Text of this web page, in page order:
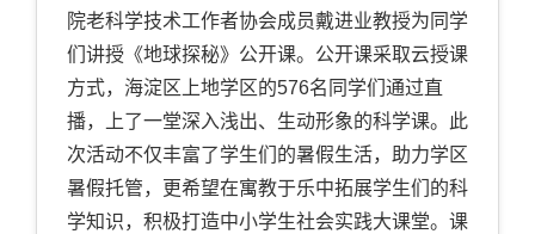
院老科学技术工作者协会成员戴进业教授为同学
们讲授《地球探秘》公开课。公开课采取云授课
方式，海淀区上地学区的576名同学们通过直
播，上了一堂深入浅出、生动形象的科学课。此
次活动不仅丰富了学生们的暑假生活，助力学区
暑假托管，更希望在寓教于乐中拓展学生们的科
学知识，积极打造中小学生社会实践大课堂。课